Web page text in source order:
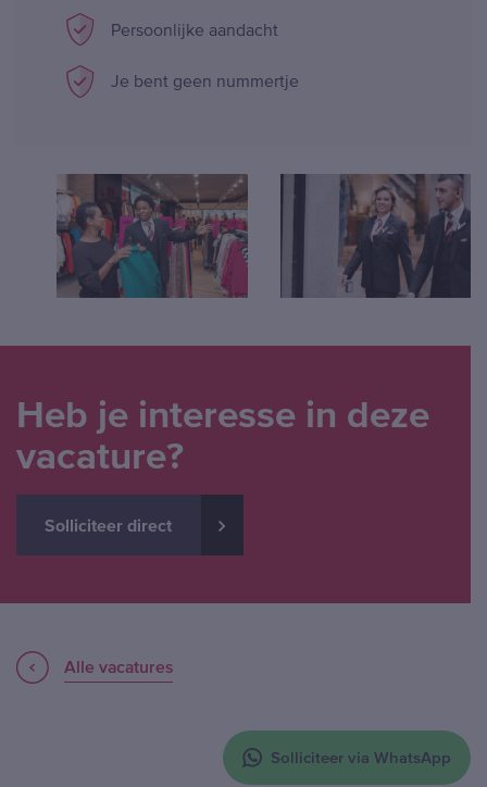
Persoonlijke aandacht
Je bent geen nummertje
Heb je interesse in deze
vacature?
Solliciteer direct
Alle vacatures
Solliciteer via WhatsApp